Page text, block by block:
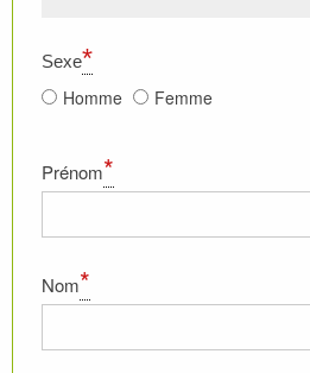
Sexe*
Homme Femme
Prénom*
Nom*